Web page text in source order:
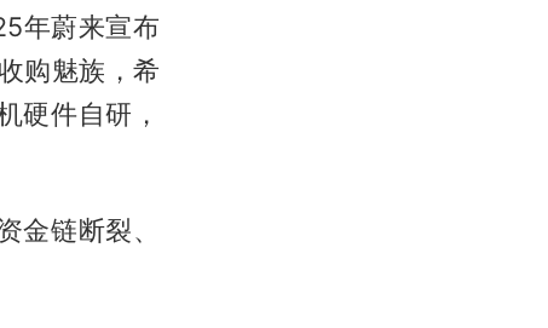
年蔚来宣布
购魅族，希
硬件自研，
金链断裂、